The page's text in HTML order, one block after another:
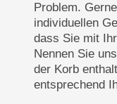
Problem.
individuellen
dass Sie mit
Nennen Sie
der Korb
entsprechend